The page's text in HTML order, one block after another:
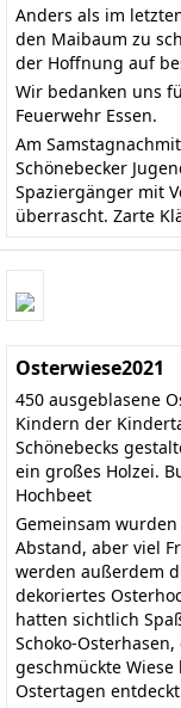
Anders als im
den Maibaum zu
der Hoffnung auf
Wir bedanken uns
Feuerwehr Essen.
Am
Schönebecker
Spaziergänger mit
überrascht. Zarte
Osterwiese2021
450 ausgeblasene
Kindern der
Schönebecks
ein großes Holzei.
Hochbeet
Gemeinsam
Abstand, aber viel
werden außerdem
dekoriertes
hatten sichtlich
Schoko-
geschmückte
Ostertagen